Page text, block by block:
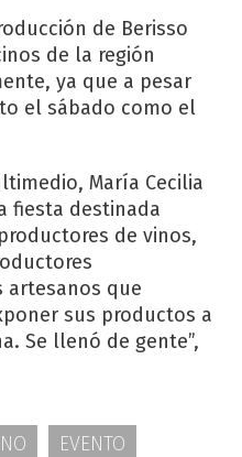
de Berisso
de la región
ya que a pesar
el sábado como el
María Cecilia
fiesta destinada
de vinos,
artesanos que
sus productos a
Se llenó de gente”,
EVENTO